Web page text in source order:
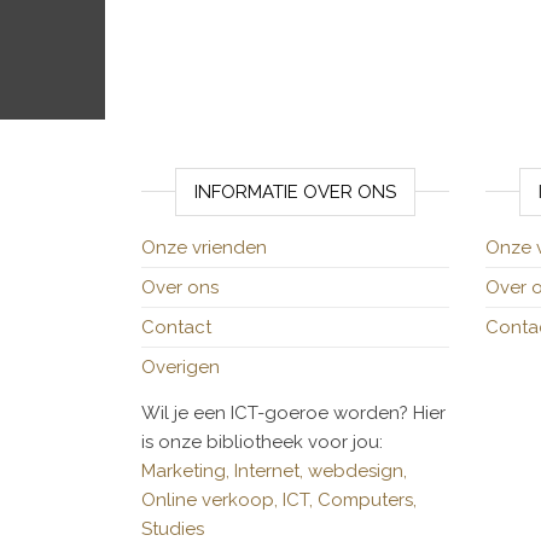
INFORMATIE OVER ONS
Onze vrienden
Over ons
Contact
Overigen
Wil je een ICT-goeroe worden? Hier
is onze bibliotheek voor jou:
Marketing, Internet, webdesign,
Online verkoop, ICT, Computers,
Studies
Onze
Over